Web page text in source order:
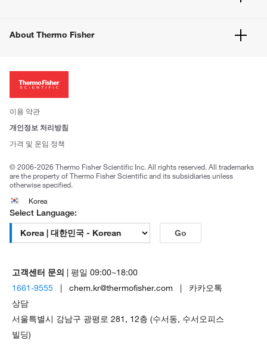
고객 센터
웹사이트 개선사항
About Thermo Fisher
투자자
사회적 책임
브랜드
이용 약관
개인정보 처리방침
가격 및 운임 정책
© 2006-2026 Thermo Fisher Scientific Inc. All rights reserved. All trademarks
are the property of Thermo Fisher Scientific and its subsidiaries unless
otherwise specified.
Korea
Select Language:
Go
고객센터 문의
| 평일 09:00~18:00
1661-9555 | chem.kr@thermofisher.com | 카카오톡
상담
서울특별시 강남구 광평로 281, 12층 (수서동, 수서오피스
빌딩)